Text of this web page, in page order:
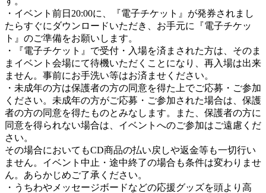
・イベント前日20:00に、『電子チケット』が発券されまし
たらすぐにダウンロードいただき、お手元に『電子チケッ
ト』のご準備をお願いします。
・『電子チケット』で受付・入場を済まされた方は、そのま
まイベント会場にて待機いただくことになり、再入場は出来
ません。事前にお手洗い等はお済ませください。
・未成年の方は保護者の方の同意を得た上でご応募・ご参加
ください。未成年の方がご応募・ご参加された場合は、保護
者の方の同意を得たものとみなします。また、保護者の方に
同意を得られない場合は、イベントへのご参加はご遠慮くだ
さい。
その場合においてもCD商品の払い戻しや返金等も一切行い
ません。イベント中止・途中終了の場合も条件は変わりませ
ん。あらかじめご了承ください。
・うちわやメッセージボードなどの応援グッズを頭より高